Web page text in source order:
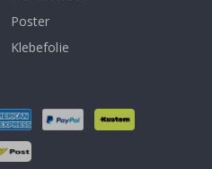
Poster
Klebefolie